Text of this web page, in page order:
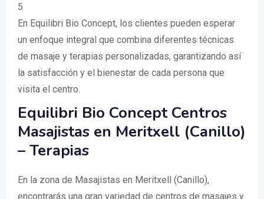
5
En Equilibri Bio Concept, los clientes pueden esperar
un enfoque integral que combina diferentes técnicas
de masaje y terapias personalizadas, garantizando así
la satisfacción y el bienestar de cada persona que
visita el centro.
Equilibri Bio Concept Centros
Masajistas en Meritxell (Canillo)
– Terapias
En la zona de Masajistas en Meritxell (Canillo),
encontrarás una gran variedad de centros de masajes y